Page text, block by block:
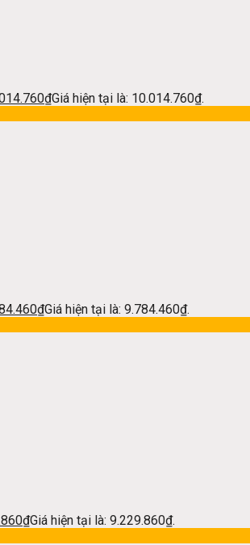
₫Giá hiện tại là: 10.014.760₫.
₫Giá hiện tại là: 9.784.460₫.
₫Giá hiện tại là: 9.229.860₫.